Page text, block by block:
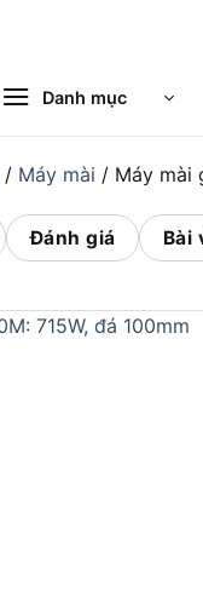
Danh mục
/ Máy mài / Máy mài
Đánh giá Bài